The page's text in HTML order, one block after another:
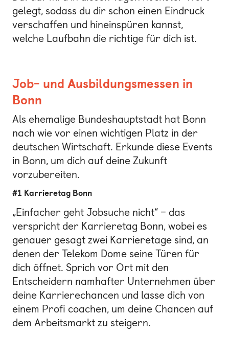
gelegt, sodass du dir schon einen Eindruck
verschaffen und hineinspüren kannst,
welche Laufbahn die richtige für dich ist.
Job- und Ausbildungsmessen in
Bonn
Als ehemalige Bundeshauptstadt hat Bonn
nach wie vor einen wichtigen Platz in der
deutschen Wirtschaft. Erkunde diese Events
in Bonn, um dich auf deine Zukunft
vorzubereiten.
#1 Karrieretag Bonn
„Einfacher geht Jobsuche nicht“ – das
verspricht der Karrieretag Bonn, wobei es
genauer gesagt zwei Karrieretage sind, an
denen der Telekom Dome seine Türen für
dich öffnet. Sprich vor Ort mit den
Entscheidern namhafter Unternehmen über
deine Karrierechancen und lasse dich von
einem Profi coachen, um deine Chancen auf
dem Arbeitsmarkt zu steigern.